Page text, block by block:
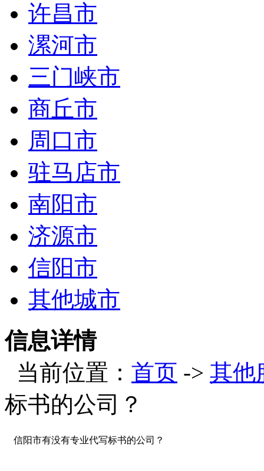
许昌市
漯河市
三门峡市
商丘市
周口市
驻马店市
南阳市
济源市
信阳市
其他城市
信息详情
当前位置： 首页 -> 其他
标书的公司？
信阳市有没有专业代写标书的公司？